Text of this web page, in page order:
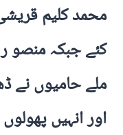
ملے حامیوں نے
اور انہیں